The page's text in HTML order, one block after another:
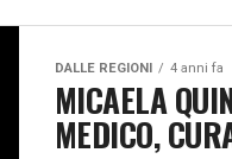
DALLE REGIONI 4 anni fa
MICAELA
MEDICO,